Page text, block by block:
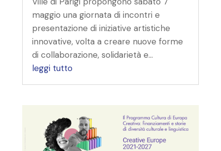
maggio una giornata di incontri e
presentazione di iniziative artistiche
innovative, volta a creare nuove forme
di collaborazione, solidarietà e...
leggi tutto